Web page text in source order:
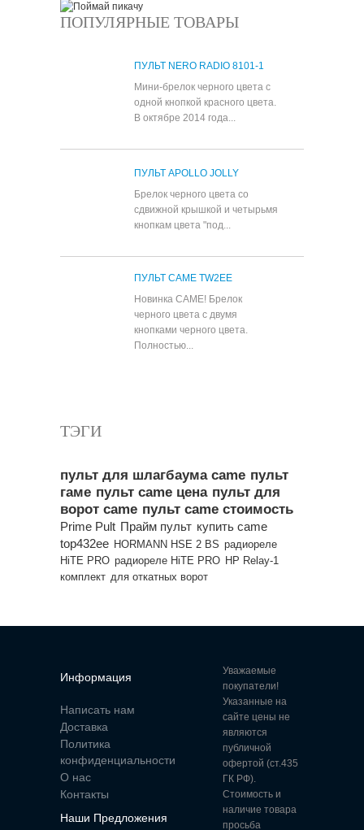
ПОПУЛЯРНЫЕ ТОВАРЫ
ПУЛЬТ NERO RADIO 8101-1
Мини-брелок черного цвета с
одной кнопкой красного цвета.
В октябре 2014 года...
ПУЛЬТ APOLLO JOLLY
Брелок черного цвета со
сдвижной крышкой и четырьмя
кнопкам цвета "под...
ПУЛЬТ CAME TW2EE
Новинка CAME! Брелок
черного цвета с двумя
кнопками черного цвета.
Полностью...
ТЭГИ
пульт для шлагбаума came пульт
гаме пульт came цена пульт для
ворот came пульт came стоимость
Prime Pult Прайм пульт купить came
top432ee HORMANN HSE 2 BS радиореле
HiTE PRO радиореле HiTE PRO HP Relay-1
комплект для откатных ворот
Информация
Написать нам
Доставка
Политика
конфиденциальности
О нас
Контакты
Наши Предложения
Уважаемые
покупатели!
Указанные на
сайте цены не
являются
публичной
офертой (ст.435
ГК РФ).
Стоимость и
наличие товара
просьба